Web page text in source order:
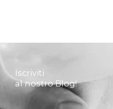
Iscriviti
al nostro Blog!